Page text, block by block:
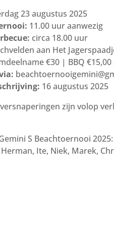
23 augustus 2025
11.00 uur aanwezig
circa 18.00 uur
aan Het
€30 | BBQ €15,00
16 augustus 2025
zijn volop
S Beachtoernooi 2025:
Ite, Niek, Marek,